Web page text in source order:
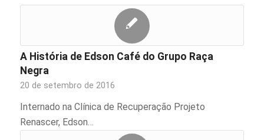
A História de Edson Café do Grupo Raça
Negra
20 de setembro de 2016
Internado na Clínica de Recuperação Projeto
Renascer, Edson…